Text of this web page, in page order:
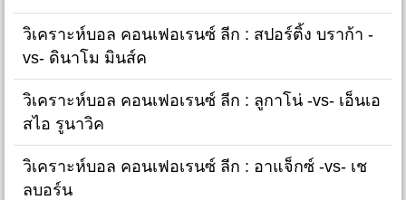
วิเคราะห์บอล คอนเฟอเรนซ์ ลีก : สปอร์ติ้ง บราก้า -
vs- ดินาโม มินส์ค
วิเคราะห์บอล คอนเฟอเรนซ์ ลีก : ลูกาโน่ -vs- เอ็นเอ
สไอ รูนาวิค
วิเคราะห์บอล คอนเฟอเรนซ์ ลีก : อาแจ็กซ์ -vs- เช
ลบอร์น